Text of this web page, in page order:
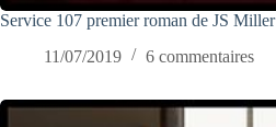
Service 107 premier roman de JS Miller
11/07/2019
6 commentaires